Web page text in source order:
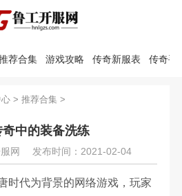
荐合集 游戏攻略 传奇新服表 传奇手
> 推荐合集 >
奇中的装备洗练
网 发布时间：2021-02-04
时代为背景的网络游戏，玩家